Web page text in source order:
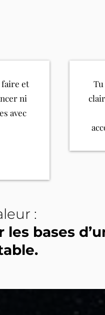
faire et
ni
avec
:
les bases